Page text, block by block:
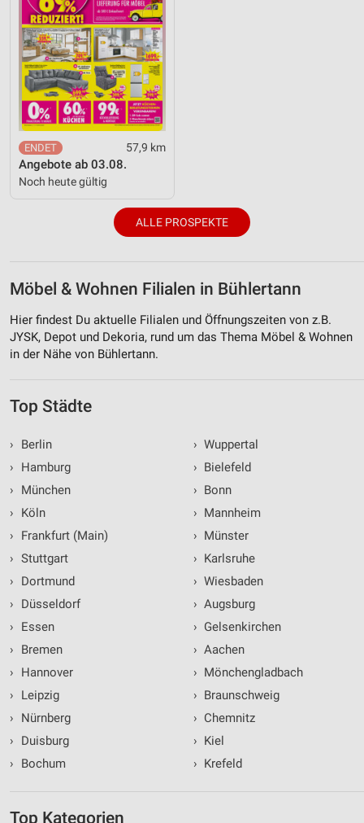
57,9 km
Angebote ab 03.08.
Noch heute gültig
ALLE PROSPEKTE
Möbel & Wohnen Filialen in Bühlertann
Hier findest Du aktuelle Filialen und Öffnungszeiten von z.B.
JYSK, Depot und Dekoria, rund um das Thema Möbel & Wohnen
in der Nähe von Bühlertann.
Top Städte
›
Berlin
›
Hamburg
›
München
›
Köln
›
Frankfurt (Main)
› Stuttgart
›
Dortmund
›
Düsseldorf
›
Essen
›
Bremen
›
Hannover
›
Leipzig
›
Nürnberg
›
Duisburg
›
Bochum
› Wuppertal
› Bielefeld
› Bonn
› Mannheim
› Münster
› Karlsruhe
› Wiesbaden
› Augsburg
› Gelsenkirchen
› Aachen
› Mönchengladbach
› Braunschweig
› Chemnitz
› Kiel
› Krefeld
Top Kategorien